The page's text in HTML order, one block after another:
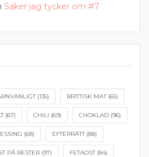
Saker jag tycker om #7
(135) BRITTISK MAT(65)
(67) CHILI (69) CHOKLAD (96)
(68) EFTERRÄTT(88)
PÅ RESTER(97) FETAOST(84)